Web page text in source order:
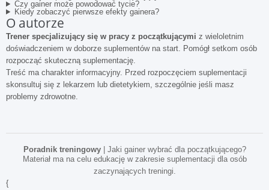
Czy gainer może powodować tycie?
Kiedy zobaczyć pierwsze efekty gainera?
O autorze
Trener specjalizujący się w pracy z początkującymi z wieloletnim
doświadczeniem w doborze suplementów na start. Pomógł setkom osób
rozpocząć skuteczną suplementację.
Treść ma charakter informacyjny. Przed rozpoczęciem suplementacji
skonsultuj się z lekarzem lub dietetykiem, szczególnie jeśli masz
problemy zdrowotne.
Poradnik treningowy| Jaki gainer wybrać dla początkującego?
Materiał ma na celu edukację w zakresie suplementacji dla osób
zaczynających treningi.
{